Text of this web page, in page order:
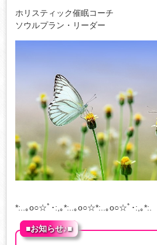
ホリスティック催眠コーチ
ソウルプラン・リーダー
*:..｡o○☆ﾟ･:,｡*:..｡o○☆*:..｡o○☆ﾟ･:,｡*:.
■お知らせ♪■